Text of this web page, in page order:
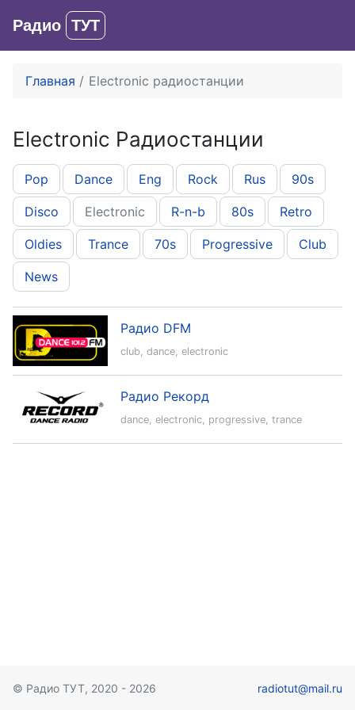
Радио ТУТ
Главная Electronic радиостанции
Electronic Радиостанции
Pop Dance Eng Rock Rus 90s
Disco Electronic R-n-b 80s Retro
Oldies Trance 70s Progressive Club
News
club, dance, electronic
Радио DFM
dance, electronic, progressive, trance
Радио Рекорд
© Радио ТУТ, 2020 - 2026 radiotut@mail.ru